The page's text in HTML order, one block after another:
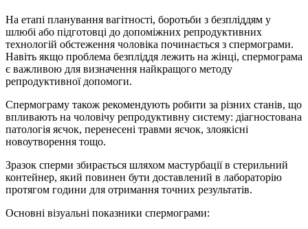
На етапі планування вагітності, боротьби з безпліддям у
шлюбі або підготовці до допоміжних репродуктивних
технологій обстеження чоловіка починається з спермограми.
Навіть якщо проблема безпліддя лежить на жінці, спермограма
є важливою для визначення найкращого методу
репродуктивної допомоги.
Спермограму також рекомендують робити за різних станів, що
впливають на чоловічу репродуктивну систему: діагностована
патологія яєчок, перенесені травми яєчок, злоякісні
новоутворення тощо.
Зразок сперми збирається шляхом мастурбації в стерильний
контейнер, який повинен бути доставлений в лабораторію
протягом години для отримання точних результатів.
Основні візуальні показники спермограми: